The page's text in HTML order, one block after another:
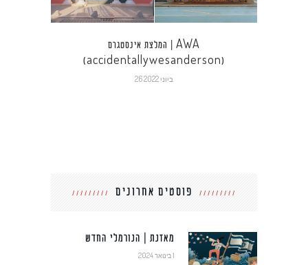
המלצת אינסטגרם | AWA
(accidentallywesanderson)
26 ביוני 2022
פוסטים אחרונים
מאזנת | הנורמלי החדש
1 בינואר 2024